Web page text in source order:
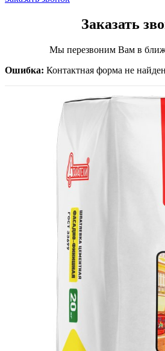
Заказать
Мы перезвоним Вам в
Ошибка: Контактная форма не